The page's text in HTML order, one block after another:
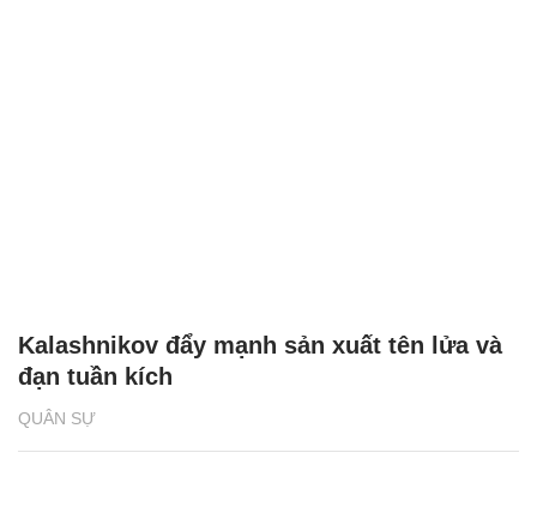
QUÂN SỰ
Kalashnikov đẩy mạnh sản xuất tên lửa và
đạn tuần kích